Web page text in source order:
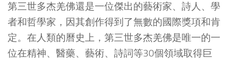
第三世多杰羌佛還是一位傑出的藝術家、詩人、學
者和哲學家，因其創作得到了無數的國際獎項和肯
定。在人類的曆史上，第三世多杰羌佛是唯一的一
位在精神、醫藥、藝術、詩詞等30個領域取得巨